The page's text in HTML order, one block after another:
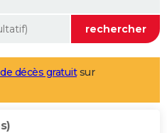
décès gratuitsur